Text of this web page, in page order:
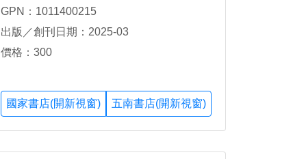
GPN：1011400215
出版／創刊日期：2025-03
價格：300
國家書店(開新視窗) 五南書店(開新視窗)